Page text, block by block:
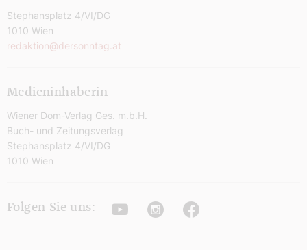
Stephansplatz 4/VI/DG
1010 Wien
redaktion@dersonntag.at
Medieninhaberin
Wiener Dom-Verlag Ges. m.b.H.
Buch- und Zeitungsverlag
Stephansplatz 4/VI/DG
1010 Wien
Folgen Sie uns: YoutubeInstagramFacebook